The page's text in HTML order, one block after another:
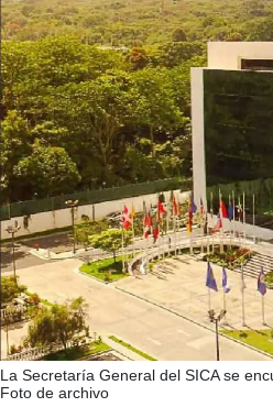
La Secretaría General del SICA se
Foto de archivo